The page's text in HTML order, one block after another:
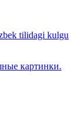
tilidagi kulgu
картинки.